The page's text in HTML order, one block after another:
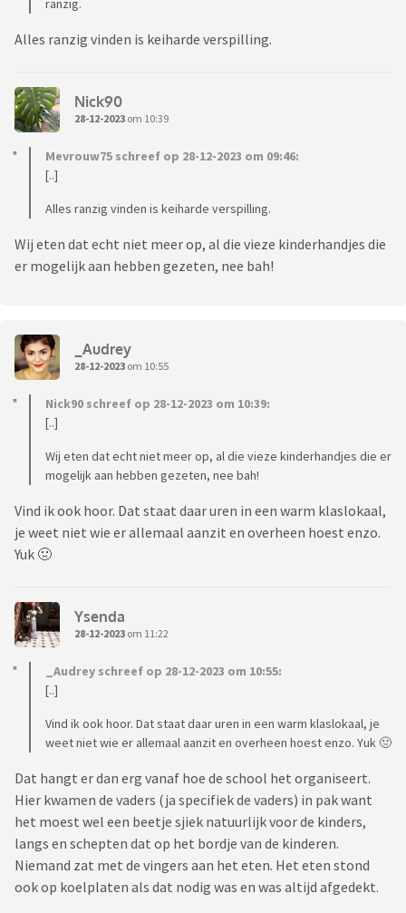
ranzig.
Alles ranzig vinden is keiharde verspilling.
Nick90
28-12-2023 om 10:39
Mevrouw75 schreef op 28-12-2023 om 09:46:
[..]
Alles ranzig vinden is keiharde verspilling.
Wij eten dat echt niet meer op, al die vieze kinderhandjes die
er mogelijk aan hebben gezeten, nee bah!
_Audrey
28-12-2023 om 10:55
Nick90 schreef op 28-12-2023 om 10:39:
[..]
Wij eten dat echt niet meer op, al die vieze kinderhandjes die er
mogelijk aan hebben gezeten, nee bah!
Vind ik ook hoor. Dat staat daar uren in een warm klaslokaal,
je weet niet wie er allemaal aanzit en overheen hoest enzo.
Yuk 🤢
Ysenda
28-12-2023 om 11:22
_Audrey schreef op 28-12-2023 om 10:55:
[..]
Vind ik ook hoor. Dat staat daar uren in een warm klaslokaal, je
weet niet wie er allemaal aanzit en overheen hoest enzo. Yuk 🤢
Dat hangt er dan erg vanaf hoe de school het organiseert.
Hier kwamen de vaders (ja specifiek de vaders) in pak want
het moest wel een beetje sjiek natuurlijk voor de kinders,
langs en schepten dat op het bordje van de kinderen.
Niemand zat met de vingers aan het eten. Het eten stond
ook op koelplaten als dat nodig was en was altijd afgedekt.